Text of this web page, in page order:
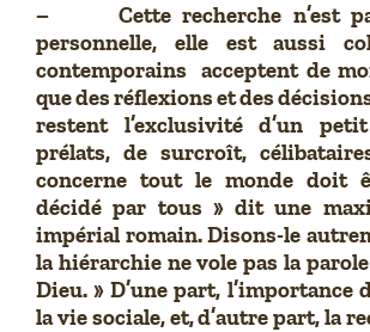
– Cette recherche n’est
personnelle, elle est aussi
contemporains acceptent de
que des réflexions et des
restent l’exclusivité d’un
prélats, de surcroît,
concerne tout le monde doit
décidé par tous » dit une
impérial romain. Disons-le
la hiérarchie ne vole pas la
Dieu. » D’une part, l’importance
la vie sociale, et, d’autre part, la